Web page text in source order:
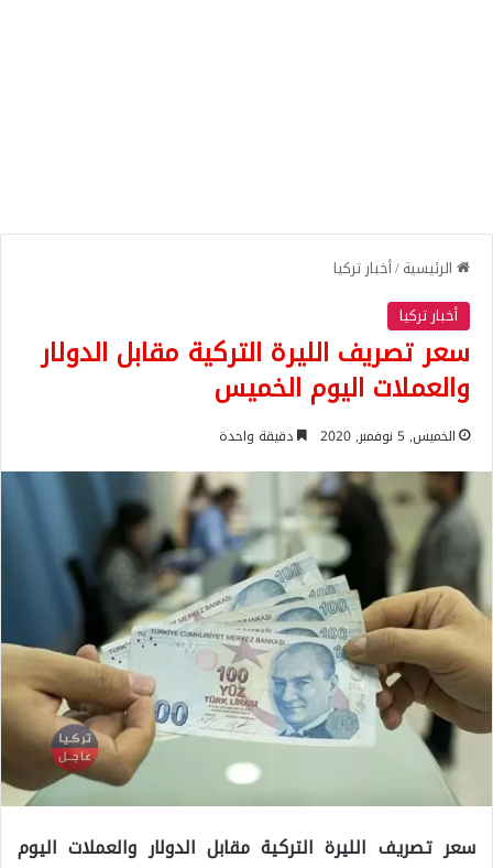
الرئيسية/أخبار تركيا
أخبار تركيا
سعر تصريف الليرة التركية مقابل الدولار
والعملات اليوم الخميس
الخميس, 5 نوفمبر, 2020 دقيقة واحدة
سعر تصريف الليرة التركية مقابل الدولار والعملات اليوم